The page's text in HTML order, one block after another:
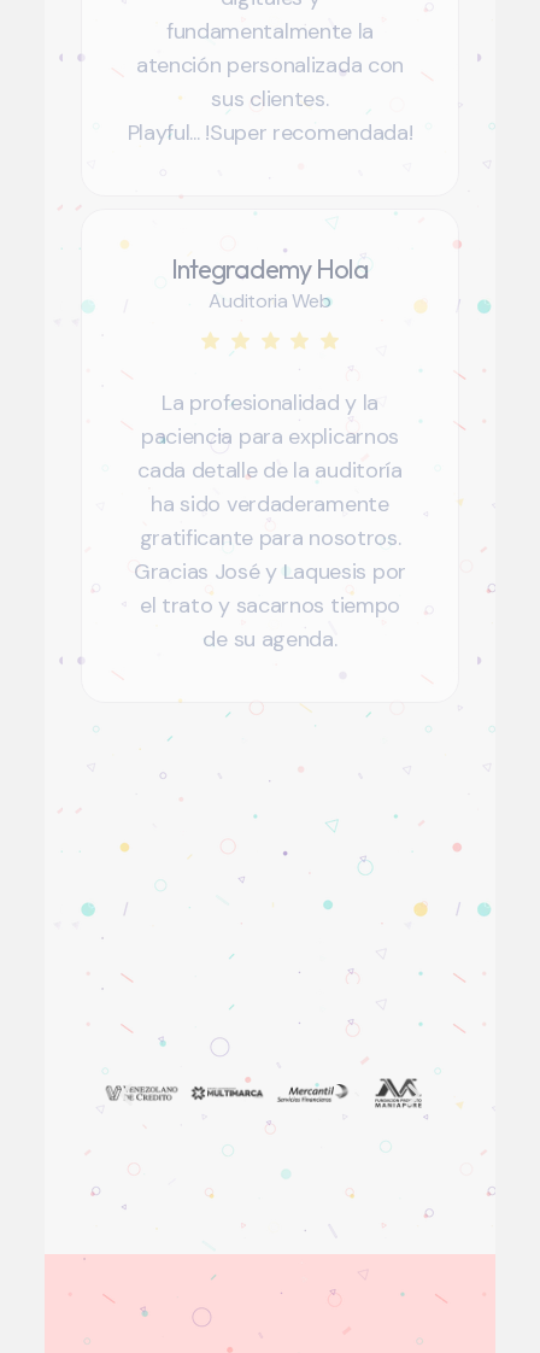
fundamentalmente la
atención personalizada con
sus clientes.
Playful... !Super recomendada!
Integrademy Hola
Auditoria Web
La profesionalidad y la
paciencia para explicarnos
cada detalle de la auditoría
ha sido verdaderamente
gratificante para nosotros.
Gracias José y Laquesis por
el trato y sacarnos tiempo
de su agenda.